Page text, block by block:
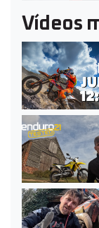
Vídeos